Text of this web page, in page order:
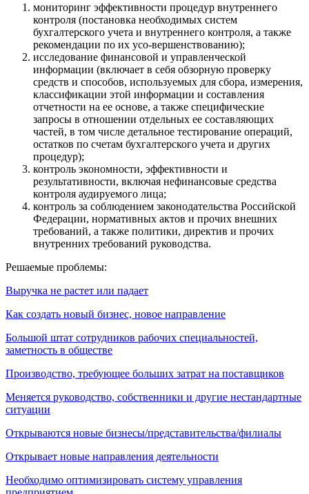
мониторинг эффективности процедур внутреннего
контроля (постановка необходимых систем
бухгалтерского учета и внутреннего контроля, а также
рекомендации по их усо-вершенствованию);
исследование финансовой и управленческой
информации (включает в себя обзорную проверку
средств и способов, используемых для сбора, измерения,
классификации этой информации и составления
отчетности на ее основе, а также специфические
запросы в отношении отдельных ее составляющих
частей, в том числе детальное тестирование операций,
остатков по счетам бухгалтерского учета и других
процедур);
контроль экономности, эффективности и
результативности, включая нефинансовые средства
контроля аудируемого лица;
контроль за соблюдением законодательства Российской
Федерации, нормативных актов и прочих внешних
требований, а также политики, директив и прочих
внутренних требований руководства.
Решаемые проблемы:
Выручка не растет или падает
Как создать новый бизнес, новое направление
Большой штат сотрудников рабочих специальностей,
заметность в обществе
Производство, требующее больших затрат на поставщиков
Меняется руководство, собственники и другие нестандартные
ситуации
Открываются новые бизнесы/представительства/филиалы
Открывает новые направления деятельности
Необходимо оптимизировать систему управления